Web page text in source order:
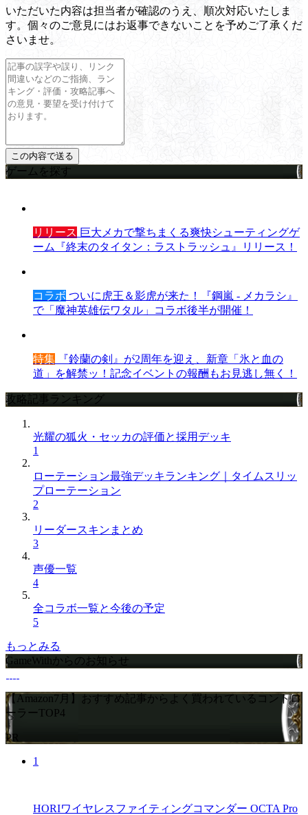
いただいた内容は担当者が確認のうえ、順次対応いたしま
す。個々のご意見にはお返事できないことを予めご了承くだ
さいませ。
ゲームを探す
リリース 巨大メカで撃ちまくる爽快シューティングゲ
ーム『終末のタイタン：ラストラッシュ』リリース！
コラボ ついに虎王＆影虎が来た！『鋼嵐 - メカラシ』
で「魔神英雄伝ワタル」コラボ後半が開催！
特集 『鈴蘭の剣』が2周年を迎え、新章「氷と血の
道」を解禁ッ！記念イベントの報酬もお見逃し無く！
攻略記事ランキング
光耀の狐火・セッカの評価と採用デッキ
1
ローテーション最強デッキランキング｜タイムスリッ
プローテーション
2
リーダースキンまとめ
3
声優一覧
4
全コラボ一覧と今後の予定
5
もっとみる
GameWithからのお知らせ
【Amazon7月】おすすめ記事からよく買われているコントロ
ーラーTOP4
PR
1
HORIワイヤレスファイティングコマンダー OCTA Pro